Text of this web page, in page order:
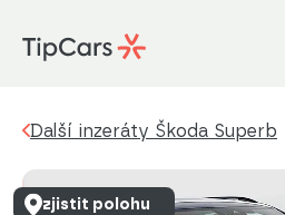
Další inzeráty Škoda Superb
zjistit polohu